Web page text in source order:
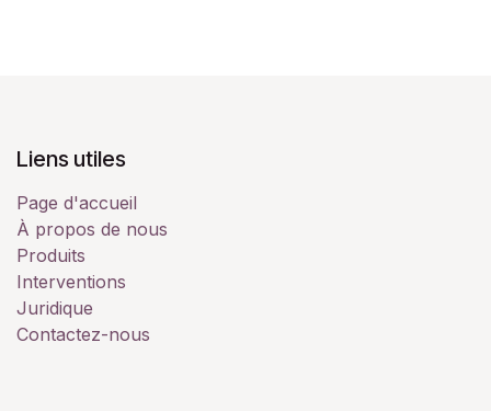
Liens utiles
Page d'accueil
À propos de nous
Produits
Interventions
Juridique
Contactez-nous